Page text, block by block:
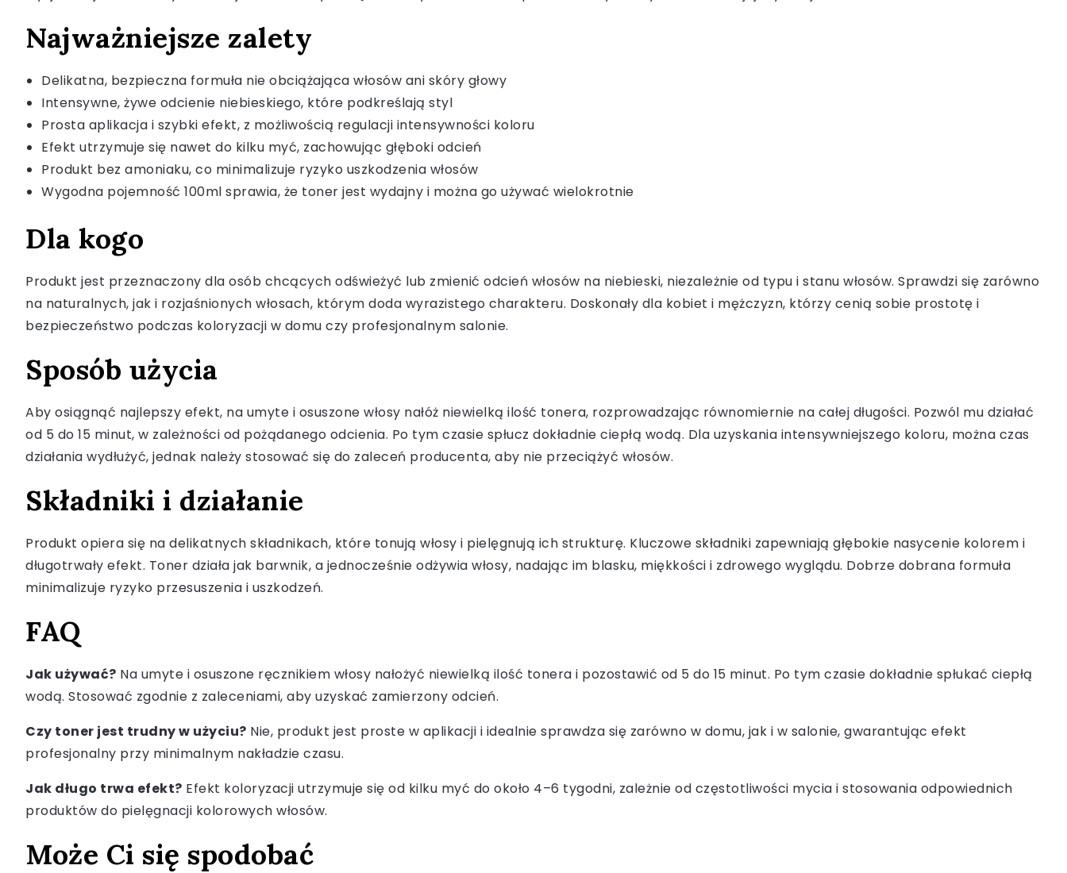
Najważniejsze zalety
Delikatna, bezpieczna formuła nie obciążająca włosów ani skóry głowy
Intensywne, żywe odcienie niebieskiego, które podkreślają styl
Prosta aplikacja i szybki efekt, z możliwością regulacji intensywności koloru
Efekt utrzymuje się nawet do kilku myć, zachowując głęboki odcień
Produkt bez amoniaku, co minimalizuje ryzyko uszkodzenia włosów
Wygodna pojemność 100ml sprawia, że toner jest wydajny i można go używać wielokrotnie
Dla kogo
Produkt jest przeznaczony dla osób chcących odświeżyć lub zmienić odcień włosów na niebieski, niezależnie od typu i stanu włosów. Sprawdzi się zarówno
na naturalnych, jak i rozjaśnionych włosach, którym doda wyrazistego charakteru. Doskonały dla kobiet i mężczyzn, którzy cenią sobie prostotę i
bezpieczeństwo podczas koloryzacji w domu czy profesjonalnym salonie.
Sposób użycia
Aby osiągnąć najlepszy efekt, na umyte i osuszone włosy nałóż niewielką ilość tonera, rozprowadzając równomiernie na całej długości. Pozwól mu działać
od 5 do 15 minut, w zależności od pożądanego odcienia. Po tym czasie spłucz dokładnie ciepłą wodą. Dla uzyskania intensywniejszego koloru, można czas
działania wydłużyć, jednak należy stosować się do zaleceń producenta, aby nie przeciążyć włosów.
Składniki i działanie
Produkt opiera się na delikatnych składnikach, które tonują włosy i pielęgnują ich strukturę. Kluczowe składniki zapewniają głębokie nasycenie kolorem i
długotrwały efekt. Toner działa jak barwnik, a jednocześnie odżywia włosy, nadając im blasku, miękkości i zdrowego wyglądu. Dobrze dobrana formuła
minimalizuje ryzyko przesuszenia i uszkodzeń.
FAQ
Jak używać? Na umyte i osuszone ręcznikiem włosy nałożyć niewielką ilość tonera i pozostawić od 5 do 15 minut. Po tym czasie dokładnie spłukać ciepłą
wodą. Stosować zgodnie z zaleceniami, aby uzyskać zamierzony odcień.
Czy toner jest trudny w użyciu? Nie, produkt jest proste w aplikacji i idealnie sprawdza się zarówno w domu, jak i w salonie, gwarantując efekt
profesjonalny przy minimalnym nakładzie czasu.
Jak długo trwa efekt? Efekt koloryzacji utrzymuje się od kilku myć do około 4–6 tygodni, zależnie od częstotliwości mycia i stosowania odpowiednich
produktów do pielęgnacji kolorowych włosów.
Może Ci się spodobać